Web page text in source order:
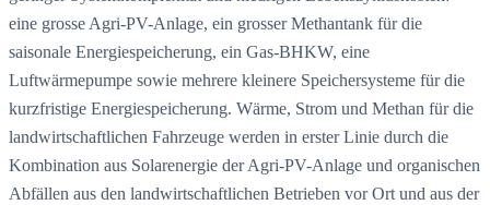
eine grosse Agri-PV-Anlage, ein grosser Methantank für die
saisonale Energiespeicherung, ein Gas-BHKW, eine
Luftwärmepumpe sowie mehrere kleinere Speichersysteme für die
kurzfristige Energiespeicherung. Wärme, Strom und Methan für die
landwirtschaftlichen Fahrzeuge werden in erster Linie durch die
Kombination aus Solarenergie der Agri-PV-Anlage und organischen
Abfällen aus den landwirtschaftlichen Betrieben vor Ort und aus der